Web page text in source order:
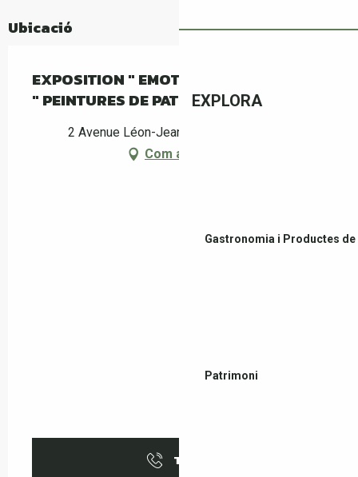
EXPLORA
Gastronomia i Productes
Patrimoni
Ubicació
EXPOSITION " EMOTIONS EN COULEUR
" PEINTURES DE PATRICIA KLEIN
2 Avenue Léon-Jean Grégory, Le Boulou
Com arribar-hi
Trucar